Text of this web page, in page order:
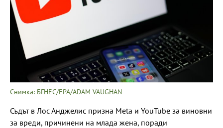
Снимка: БГНЕС/EPA/ADAM VAUGHAN
Съдът в Лос Анджелис призна Meta и YouTube за виновни
за вреди, причинени на млада жена, поради